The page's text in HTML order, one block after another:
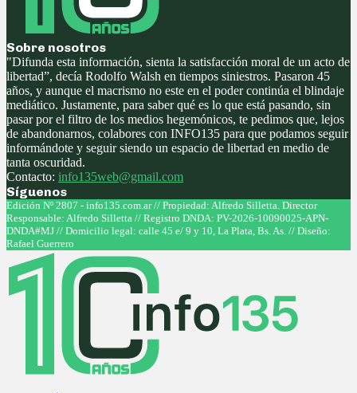
Sobre nosotros
"Difunda esta información, sienta la satisfacción moral de un acto de
libertad”, decía Rodolfo Walsh en tiempos siniestros. Pasaron 45
años, y aunque el macrismo no este en el poder continúa el blindaje
mediático. Justamente, para saber qué es lo que está pasando, sin
pasar por el filtro de los medios hegemónicos, te pedimos que, lejos
de abandonarnos, colabores con INFO135 para que podamos seguir
informándote y seguir siendo un espacio de libertad en medio de
tanta oscuridad.
Contacto: info135web@gmail.com
Síguenos
Facebook
Twitter
Instagram
Youtube
Edición Nº 2807 - info135.com.ar // Propiedad: Alfredo Silletta. Director
Responsable: Alfredo Silletta // Registro DNDA: PV-2026-10090025-APN-
DNDA#MJ // Domicilio legal: calle 45 e/ 9 y 10, La Plata, Bs. As. // Diseño:
Rafael Guerrero